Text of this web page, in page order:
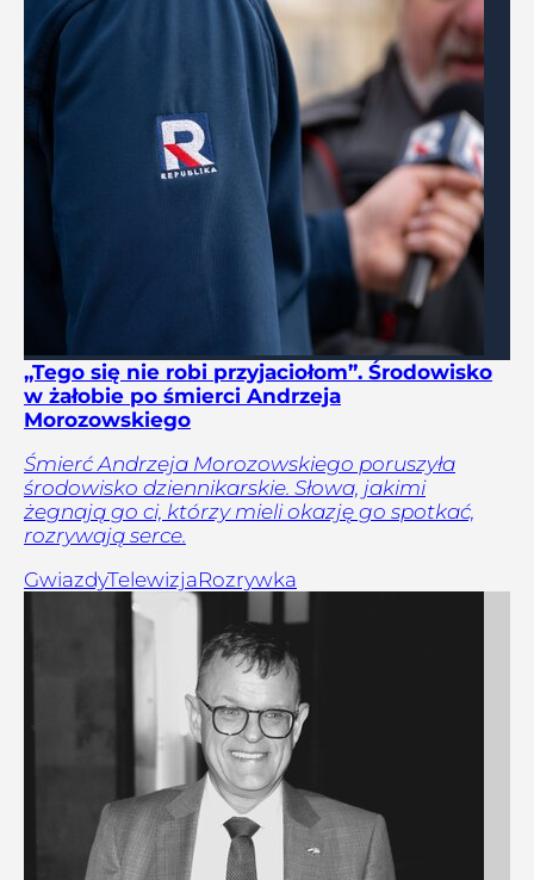
„Tego się nie robi przyjaciołom”. Środowisko
w żałobie po śmierci Andrzeja
Morozowskiego
Śmierć Andrzeja Morozowskiego poruszyła
środowisko dziennikarskie. Słowa, jakimi
żegnają go ci, którzy mieli okazję go spotkać,
rozrywają serce.
GwiazdyTelewizjaRozrywka